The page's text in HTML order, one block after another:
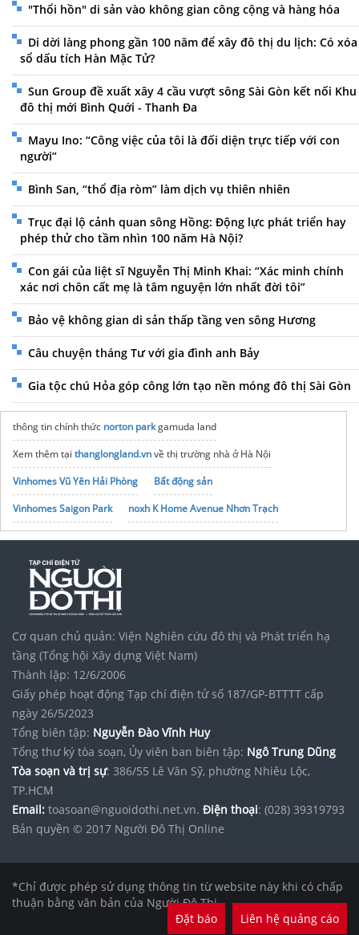
"Thổi hồn" di sản vào không gian công cộng và hàng hóa
Di dời làng phong gần 100 năm để xây đô thị du lịch: Có xóa
sổ dấu tích Hàn Mặc Tử?
Sun Group đề xuất xây 4 cầu vượt sông Sài Gòn kết nối Khu
đô thị mới Bình Quới - Thanh Đa
Mayu Ino: “Công việc của tôi là đối diện trực tiếp với con
người”
Bình San, “thổ địa ròm” làm dịch vụ thiên nhiên
Trục đại lộ cảnh quan sông Hồng: Động lực phát triển hay
phép thử cho tầm nhìn 100 năm Hà Nội?
Con gái của liệt sĩ Nguyễn Thị Minh Khai: “Xác minh chính
xác nơi chôn cất mẹ là tâm nguyện lớn nhất đời tôi”
Bảo vệ không gian di sản thấp tầng ven sông Hương
Câu chuyện tháng Tư với gia đình anh Bảy
Gia tộc chú Hỏa góp công lớn tạo nền móng đô thị Sài Gòn
thông tin chính thức norton parkgamuda land
Xem thêm tại thanglongland.vnvề thị trường nhà ở Hà Nội
Vinhomes Vũ Yên Hải Phòng
Bất động sản
Vinhomes Saigon Park
noxh K Home Avenue Nhơn Trạch
Tập đoàn Bcons Group
Cơ quan chủ quản: Viện Nghiên cứu đô thị và Phát triển hạ
tầng (Tổng hội Xây dựng Việt Nam)
Thành lập: 12/6/2006
Giấy phép hoạt động Tạp chí điện tử số 187/GP-BTTTT cấp
ngày 26/5/2023
Tổng biên tập: Nguyễn Đào Vĩnh Huy
Tổng thư ký tòa soạn, Ủy viên ban biên tập: Ngô Trung Dũng
Tòa soạn và trị sự: 386/55 Lê Văn Sỹ, phường Nhiêu Lộc,
TP.HCM
Email: toasoan@nguoidothi.net.vn. Điện thoại: (028) 39319793
Bản quyền © 2017 Người Đô Thị Online
*Chỉ được phép sử dụng thông tin từ website này khi có chấp
thuận bằng văn bản của Người Đô Thị.
Đặt báo
Liên hệ quảng cáo